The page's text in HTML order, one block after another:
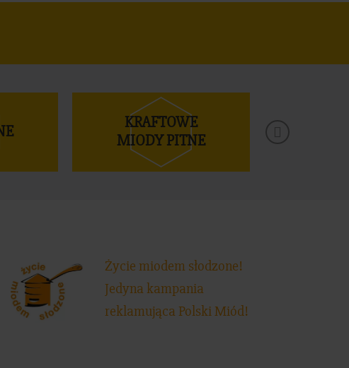
KRAFTOWE
MIODY PITNE
Życie miodem słodzone!
Jedyna kampania
reklamująca Polski Miód!